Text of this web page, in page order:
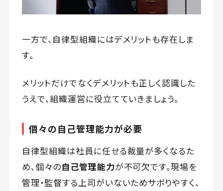
一方で、自律型組織にはデメリットも存在しま
す。
メリットだけでなくデメリットも正しく認識した
うえで、組織運営に役立てていきましょう。
個々の自己管理能力が必要
自律型組織は社員に任せる裁量が多くなるた
め、個々の自己管理能力が不可欠です。現場を
管理・監督する上司がいないためサボりやすく、